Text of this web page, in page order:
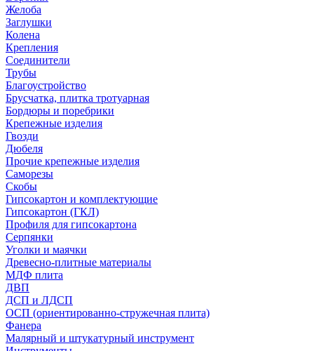
Желоба
Заглушки
Колена
Крепления
Соединители
Трубы
Благоустройство
Брусчатка, плитка тротуарная
Бордюры и поребрики
Крепежные изделия
Гвозди
Дюбеля
Прочие крепежные изделия
Саморезы
Скобы
Гипсокартон и комплектующие
Гипсокартон (ГКЛ)
Профиля для гипсокартона
Серпянки
Уголки и маячки
Древесно-плитные материалы
МДФ плита
ДВП
ДСП и ЛДСП
ОСП (ориентированно-стружечная плита)
Фанера
Малярный и штукатурный инструмент